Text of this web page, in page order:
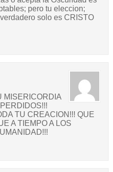
pero tu eleccion;
solo es CRISTO
MISERICORDIA
TU CREACION!!! QUE
A TIEMPO A LOS